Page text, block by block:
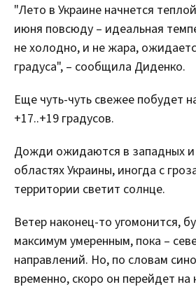
"Лето в Украине начнется
июня повсюду – идеальная
не холодно, и не жара,
градуса", – сообщила Диденко.
Еще чуть-чуть свежее побудет
+17..+19 градусов.
Дожди ожидаются в западных и
областях Украины, иногда с
территории светит солнце.
Ветер наконец-то угомонится,
максимум умеренным, пока –
направлений. Но, по словам
временно, скоро он перейдет на